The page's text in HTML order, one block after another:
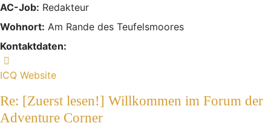
AC-Job: Redakteur
Wohnort: Am Rande des Teufelsmoores
Kontaktdaten:
ICQ Website
Re: [Zuerst lesen!] Willkommen im Forum der
Adventure Corner